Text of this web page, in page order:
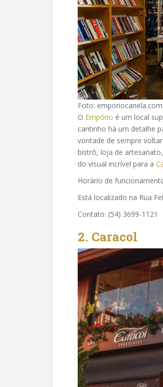
Foto:
O Empório é um local
cantinho há um detalhe
vontade de sempre
bistrô, loja de
do visual incrível para a
Horário de
Está localizado na Rua
Contato: (54) 3699-1121
2. Caracol